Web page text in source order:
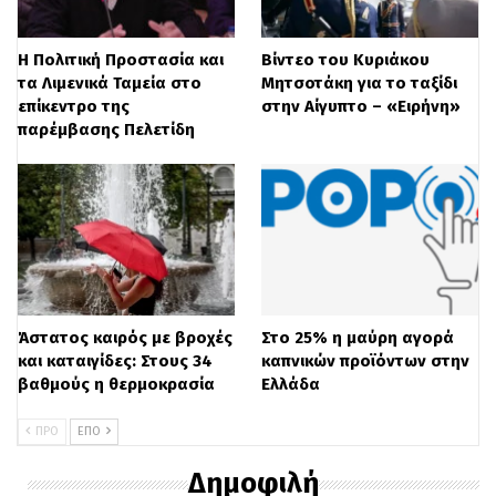
καταγγελιών ενώπιον του Μητροπολίτη…
Η Πολιτική Προστασία και
τα Λιμενικά Ταμεία στο
επίκεντρο της
παρέμβασης Πελετίδη
Βίντεο του Κυριάκου
Μητσοτάκη για το ταξίδι
στην Αίγυπτο – «Ειρήνη»
Άστατος καιρός με βροχές
και καταιγίδες: Στους 34
βαθμούς η θερμοκρασία
Στο 25% η μαύρη αγορά
καπνικών προϊόντων στην
Ελλάδα
ΠΡΟ ΕΠΌ
Δημοφιλή